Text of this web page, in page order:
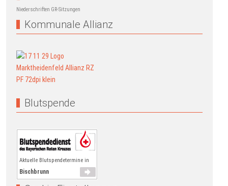
Niederschriften GR-Sitzungen
Kommunale Allianz
Blutspende
Aktuelle Blutspendetermine in
Bischbrunn